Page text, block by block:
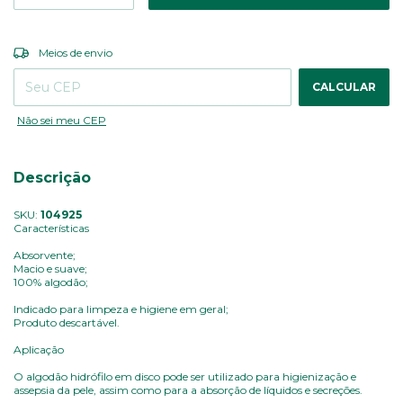
Entregas para o CEP:
Meios de envio
CALCULAR
Não sei meu CEP
Descrição
SKU: 104925
Características
Absorvente;
Macio e suave;
100% algodão;
Indicado para limpeza e higiene em geral;
Produto descartável.
Aplicação
O algodão hidrófilo em disco pode ser utilizado para higienização e
assepsia da pele, assim como para a absorção de líquidos e secreções.